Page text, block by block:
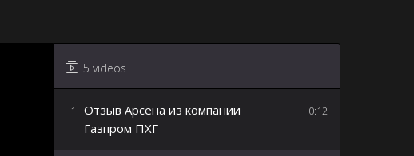
5 videos
1
Отзыв Арсена из компании
Газпром ПХГ
0:12